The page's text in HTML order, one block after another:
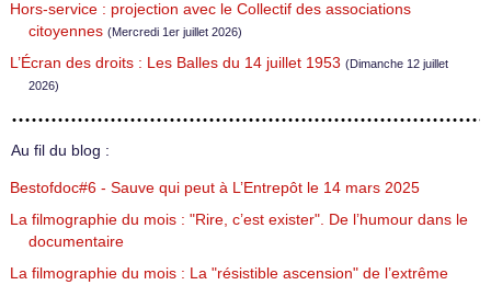
Hors-service : projection avec le Collectif des associations
citoyennes (Mercredi 1er juillet 2026)
L’Écran des droits : Les Balles du 14 juillet 1953 (Dimanche 12 juillet
2026)
Au fil du blog :
Bestofdoc#6 - Sauve qui peut à L’Entrepôt le 14 mars 2025
La filmographie du mois : "Rire, c’est exister". De l’humour dans le
documentaire
La filmographie du mois : La "résistible ascension" de l’extrême